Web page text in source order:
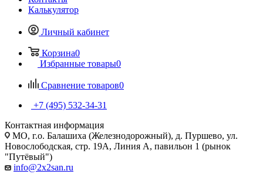
Калькулятор
Личный кабинет
Корзина0
Избранные товары0
Сравнение товаров0
+7 (495) 532‑34‑31
Контактная информация
МО, г.о. Балашиха (Железнодорожный), д. Пуршево, ул.
Новослободская, стр. 19А, Линия А, павильон 1 (рынок
"Путёвый")
info@2x2san.ru